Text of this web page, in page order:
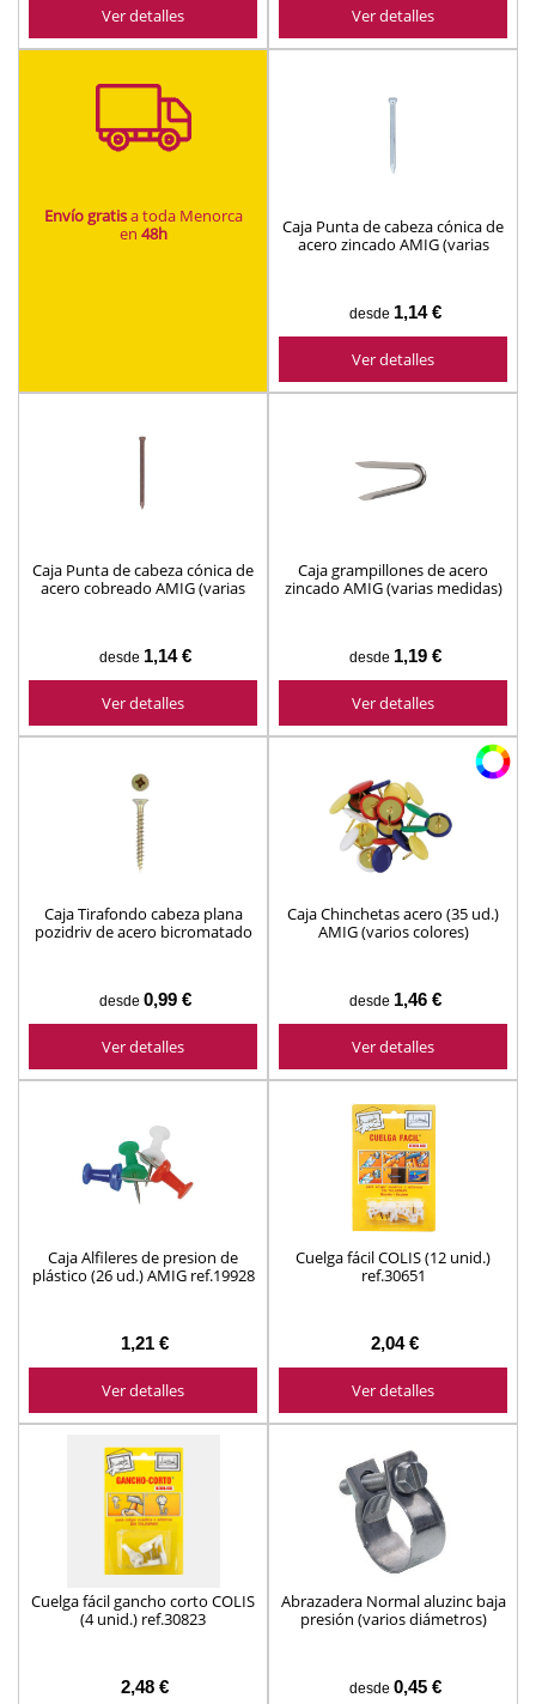
Ver detalles Ver detalles
Envío gratisa toda Menorca
en 48h
Caja Punta de cabeza cónica de
acero zincado AMIG (varias
desde 1,14 €
Ver detalles
Caja Punta de cabeza cónica de
acero cobreado AMIG (varias
desde 1,14 €
Ver detalles
Caja grampillones de acero
zincado AMIG (varias medidas)
desde 1,19 €
Ver detalles
Caja Tirafondo cabeza plana
pozidriv de acero bicromatado
desde 0,99 €
Ver detalles
Caja Chinchetas acero (35 ud.)
AMIG (varios colores)
desde 1,46 €
Ver detalles
Caja Alfileres de presion de
plástico (26 ud.) AMIG ref.19928
1,21 €
Ver detalles
Cuelga fácil COLIS (12 unid.)
ref.30651
2,04 €
Ver detalles
Cuelga fácil gancho corto COLIS
(4 unid.) ref.30823
2,48 €
Abrazadera Normal aluzinc baja
presión (varios diámetros)
desde 0,45 €